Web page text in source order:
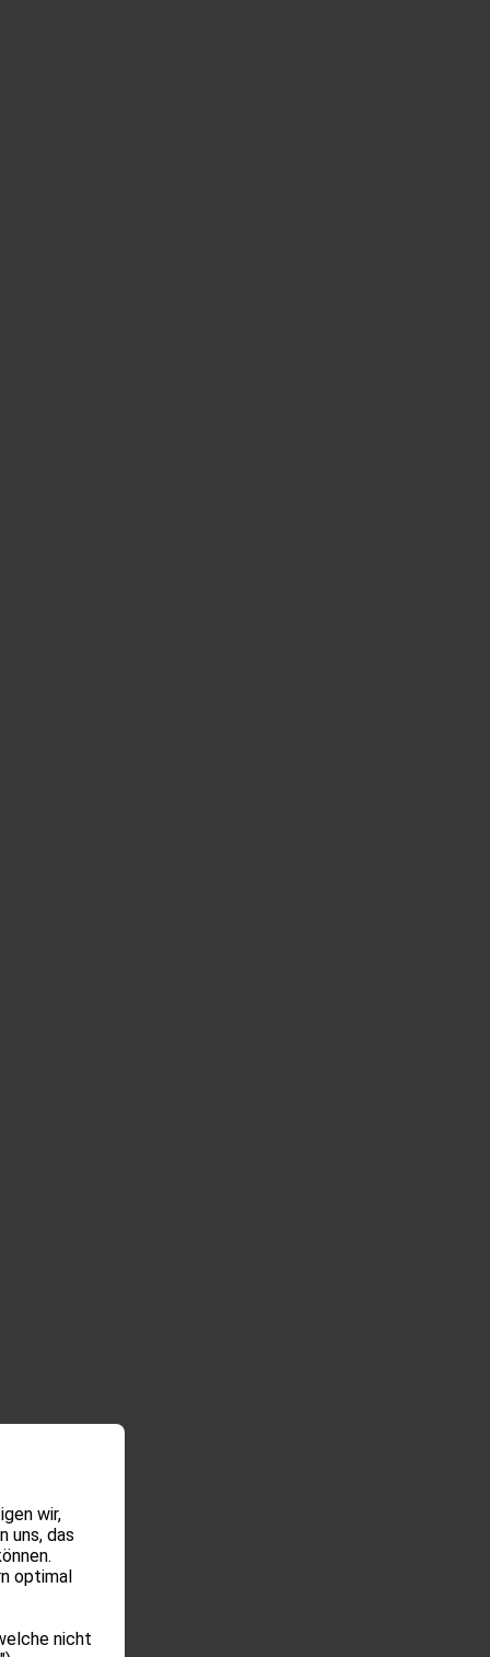
wir,
uns, das
optimal
nicht